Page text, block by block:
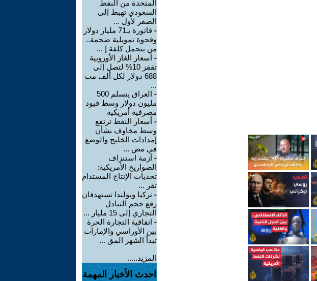
المتحدة من النفط
السعودي تهبط إلى
الصفر لأول ...
-
فاتورة بـ71 مليار دولار
وفجوة تمويلية ضخمة..
من يتحمل كلفة إ ...
- أسعار الغاز الأوروبية
تقفز 10% لتصل إلى
688 دولار لكل ألف مت
...
-
العراق يتسلم 500
مليون دولار وسط قيود
مصرفية أمريكية
- أسعار النفط ترتفع
وسط مخاوف بشأن
إمدادات الخليج والوضع
في مض ...
- أزمة استنزاف
الصواريخ الأمريكية:
تحديات الإنتاج المستدام
تفر ...
- تركيا وبولندا تستهدفان
رفع حجم التبادل
التجاري إلى 15 مليار ...
- اتفاقية التجارة الحرة
بين الأوراسي والإمارات
تبدأ الشهر المق ...
المزيد.....
احدث الأخبار المهمة